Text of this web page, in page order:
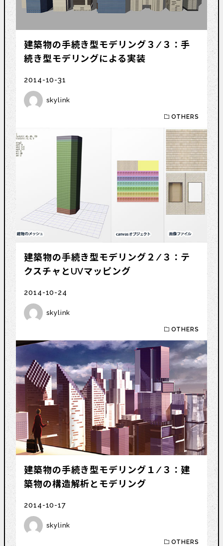
建築物の手続き型モデリング３/３：手
続き型モデリングによる実装
2014-10-31
skylink
OTHERS
建築物の手続き型モデリング２/３：テ
クスチャとUVマッピング
2014-10-24
skylink
OTHERS
建築物の手続き型モデリング１/３：建
築物の構造解析とモデリング
2014-10-17
skylink
OTHERS